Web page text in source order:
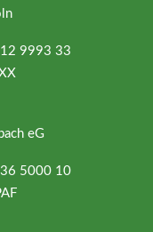
9993 33
eG
5000 10